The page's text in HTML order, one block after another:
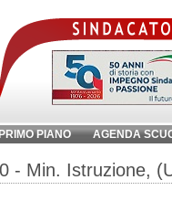
PIANO AGENDA
- Min. Istruzione,